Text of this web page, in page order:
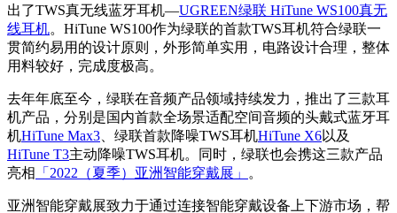
出了TWS真无线蓝牙耳机—UGREEN绿联 HiTune WS100真无
线耳机。HiTune WS100作为绿联的首款TWS耳机符合绿联一
贯简约易用的设计原则，外形简单实用，电路设计合理，整体
用料较好，完成度极高。
去年年底至今，绿联在音频产品领域持续发力，推出了三款耳
机产品，分别是国内首款全场景适配空间音频的头戴式蓝牙耳
机HiTune Max3 、绿联首款降噪TWS耳机HiTune X6以及
HiTune T3主动降噪TWS耳机。同时，绿联也会携这三款产品
亮相 「2022（夏季）亚洲智能穿戴展」 。
亚洲智能穿戴展致力于通过连接智能穿戴设备上下游市场，帮